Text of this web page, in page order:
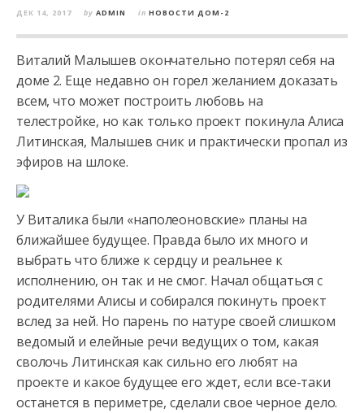
ДЕК 14, 2017 by ADMIN in НОВОСТИ ДОМ-2
Виталий Малышев окончательно потерял себя на
доме 2. Еще недавно он горел желанием доказать
всем, что может построить любовь на
телестройке, но как только проект покинула Алиса
Литинская, Малышев сники практически пропал из
эфиров на шлоке.
У Виталика были «наполеоновские» планы на
ближайшее будущее. Правда было их много и
выбрать что ближе к сердцу и реальнее к
исполнению, он так и не смог. Начал общаться с
родителями Алисы и собирался покинуть проект
вслед за ней. Но парень по натуре своей слишком
ведомый и елейные речи ведущих о том, какая
сволочь Литинская как сильно его любят на
проекте и какое будущее его ждет, если все-таки
останется в периметре, сделали свое черное дело.